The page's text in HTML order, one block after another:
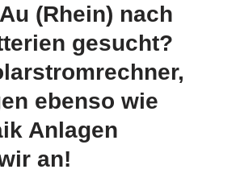
(Rhein) nach
gesucht?
ebenso wie
Anlagen
an!